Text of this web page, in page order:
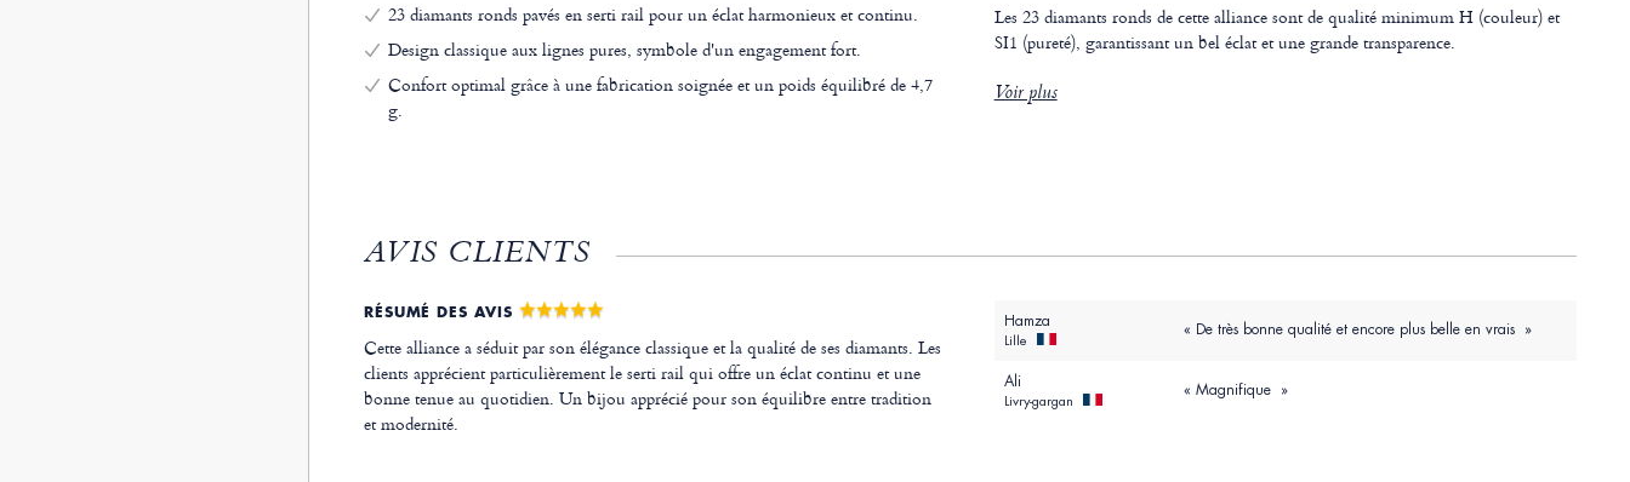
23 diamants ronds pavés en serti rail pour un éclat harmonieux et continu.
Design classique aux lignes pures, symbole d'un engagement fort.
Confort optimal grâce à une fabrication soignée et un poids équilibré de 4,7
g.
Les 23 diamants ronds de cette alliance sont de qualité minimum H (couleur) et
SI1 (pureté), garantissant un bel éclat et une grande transparence.
Voir plus
AVIS CLIENTS
RÉSUMÉ DES AVIS
Cette alliance a séduit par son élégance classique et la qualité de ses diamants. Les
clients apprécient particulièrement le serti rail qui offre un éclat continu et une
bonne tenue au quotidien. Un bijou apprécié pour son équilibre entre tradition
et modernité.
Hamza
Lille
« De très bonne qualité et encore plus belle en vrais »
Ali
Livry-gargan
« Magnifique »